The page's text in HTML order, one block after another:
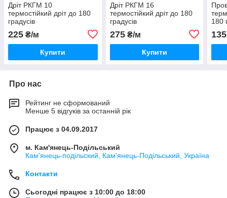
Дріт РКГМ 10
термостійкий дріт до 180
градусів
225 ₴/м
Купити
Дріт РКГМ 16
термостійкий дріт до 180
градусів
275₴/м
Купити
180
135
Про нас
Рейтинг не сформований
Менше 5 відгуків за останній рік
Працює з 04.09.2017
м. Кам'янець-Подільський
Кам'янець-подільский, Кам'янець-Подільський, Україна
Контакти
Сьогодні працює з 10:00 до 18:00